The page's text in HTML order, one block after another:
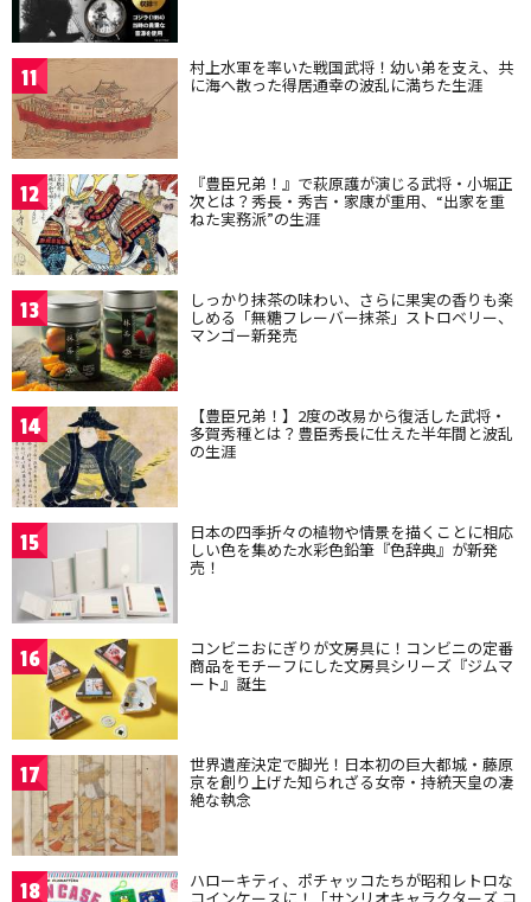
11 村上水軍を率いた戦国武将！幼い弟を支え、共
に海へ散った得居通幸の波乱に満ちた生涯
12 『豊臣兄弟！』で萩原護が演じる武将・小堀正
次とは？秀長・秀吉・家康が重用、“出家を重
ねた実務派”の生涯
13 しっかり抹茶の味わい、さらに果実の香りも楽
しめる「無糖フレーバー抹茶」ストロベリー、
マンゴー新発売
14 【豊臣兄弟！】2度の改易から復活した武将・
多賀秀種とは？豊臣秀長に仕えた半年間と波乱
の生涯
15 日本の四季折々の植物や情景を描くことに相応
しい色を集めた水彩色鉛筆『色辞典』が新発
売！
16 コンビニおにぎりが文房具に！コンビニの定番
商品をモチーフにした文房具シリーズ『ジムマ
ート』誕生
17 世界遺産決定で脚光！日本初の巨大都城・藤原
京を創り上げた知られざる女帝・持統天皇の凄
絶な執念
18 ハローキティ、ポチャッコたちが昭和レトロな